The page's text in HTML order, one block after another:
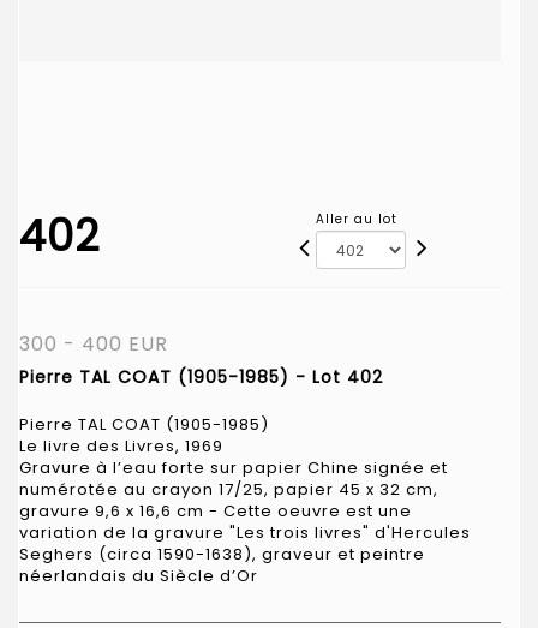
402 Aller au lot
300 - 400 EUR
Pierre TAL COAT (1905-1985) - Lot 402
Pierre TAL COAT (1905-1985)
Le livre des Livres, 1969
Gravure à l’eau forte sur papier Chine signée et
numérotée au crayon 17/25, papier 45 x 32 cm,
gravure 9,6 x 16,6 cm - Cette oeuvre est une
variation de la gravure "Les trois livres" d'Hercules
Seghers (circa 1590-1638), graveur et peintre
néerlandais du Siècle d’Or